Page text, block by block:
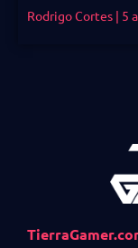
Rodrigo Cortes 5